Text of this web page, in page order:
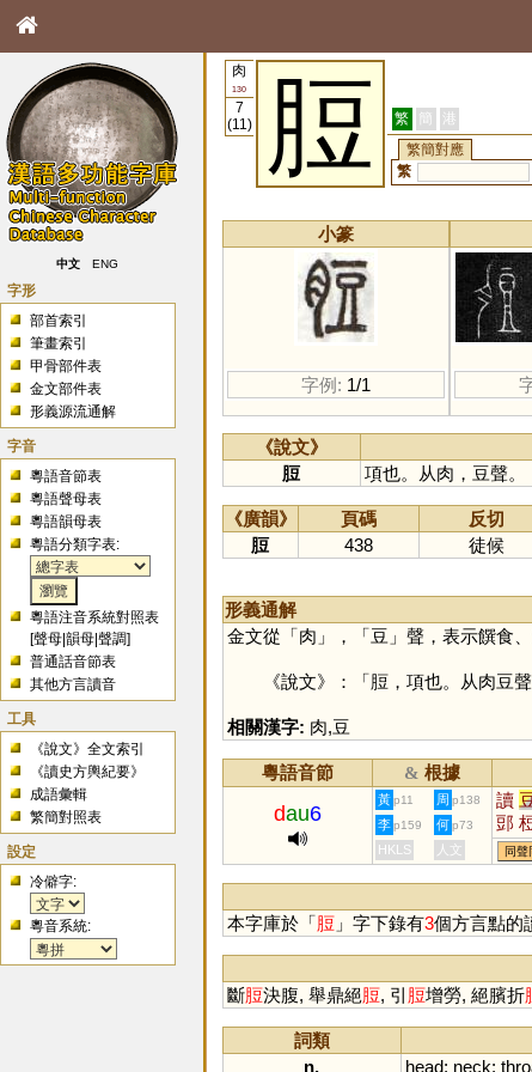
中文 ENG
字形
部首索引
筆畫索引
甲骨部件表
金文部件表
形義源流通解
字音
粵語音節表
粵語聲母表
粵語韻母表
粵語分類字表:
粵語注音系統對照表
[聲母 |韻母 |聲調]
普通話音節表
其他方言讀音
工具
《說文》全文索引
《讀史方輿紀要》
成語彙輯
繁簡對照表
設定
冷僻字:
粵音系統:
肉
130
7
(11)
脰 繁 簡 港
繁簡對應
繁
小篆
字例: 1/1
《說文》
脰
項也。从肉，豆聲。
《廣韻》 頁碼 反切
脰
438 徒候
形義通解
金文從「肉 」，「豆」聲，表示饌食
《說文》：「脰，項也。从肉豆聲
相關漢字: 肉,豆
粵語音節 & 根據
dau6
黃 p11 周 p138 讀
郖
李 p159 何 p73
HKLS 人文 同聲
本字庫於「脰」字下錄有3個方言點的
斷脰決腹, 舉鼎絕脰, 引 脰增勞, 絕臏折
詞類
n.
head; neck;